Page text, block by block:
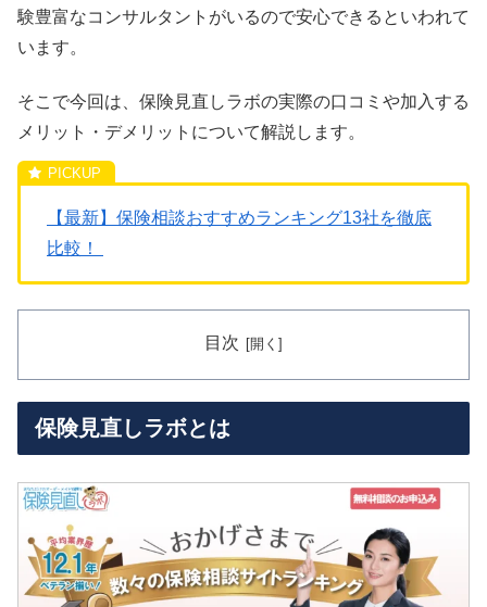
験豊富なコンサルタントがいるので安心できるといわれて
います。
そこで今回は、保険見直しラボの実際の口コミや加入する
メリット・デメリットについて解説します。
【最新】保険相談おすすめランキング13社を徹底
比較！
目次
保険見直しラボとは